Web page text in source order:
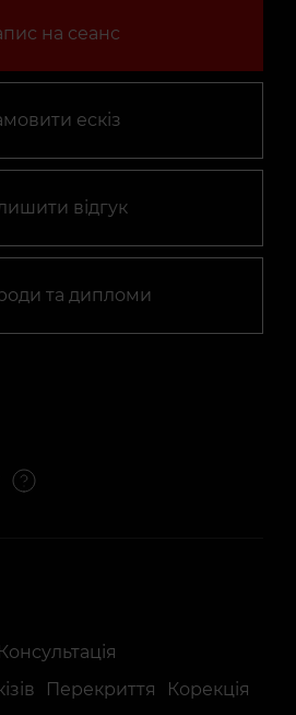
на сеанс
ескіз
відгук
та дипломи
Консультація
Перекриття
Корекція